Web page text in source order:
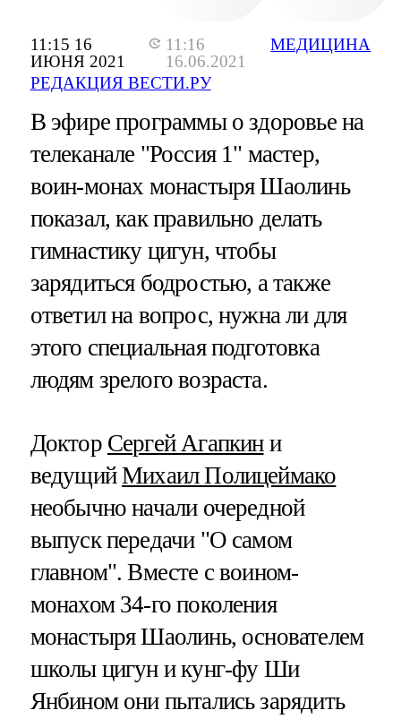
11:15 16
ИЮНЯ 2021
11:16
16.06.2021
РЕДАКЦИЯ ВЕСТИ.РУ
МЕДИЦИНА
В эфире программы о здоровье на
телеканале "Россия 1" мастер,
воин-монах монастыря Шаолинь
показал, как правильно делать
гимнастику цигун, чтобы
зарядиться бодростью, а также
ответил на вопрос, нужна ли для
этого специальная подготовка
людям зрелого возраста.
Доктор Сергей Агапкини
ведущийМихаил Полицеймако
необычно начали очередной
выпуск передачи "О самом
главном". Вместе с воином-
монахом 34-го поколения
монастыря Шаолинь, основателем
школы цигун и кунг-фу Ши
Янбином они пытались зарядить